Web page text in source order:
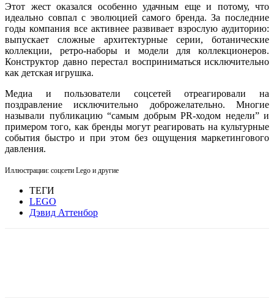
Этот жест оказался особенно удачным еще и потому, что
идеально совпал с эволюцией самого бренда. За последние
годы компания все активнее развивает взрослую аудиторию:
выпускает сложные архитектурные серии, ботанические
коллекции, ретро-наборы и модели для коллекционеров.
Конструктор давно перестал восприниматься исключительно
как детская игрушка.
Медиа и пользователи соцсетей отреагировали на
поздравление исключительно доброжелательно. Многие
называли публикацию “самым добрым PR-ходом недели” и
примером того, как бренды могут реагировать на культурные
события быстро и при этом без ощущения маркетингового
давления.
Иллюстрации: соцсети Lego и другие
ТЕГИ
LEGO
Дэвид Аттенбор